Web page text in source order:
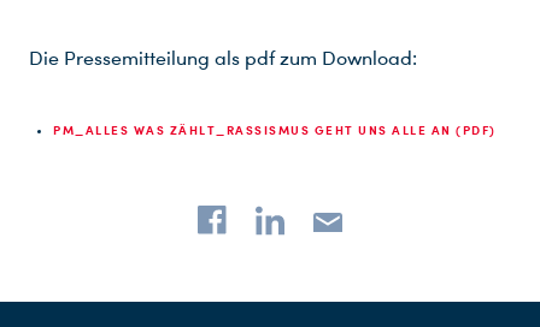
Die Pressemitteilung als pdf zum Download:
PM_ALLES WAS ZÄHLT_RASSISMUS GEHT UNS ALLE AN (PDF)